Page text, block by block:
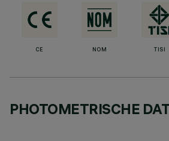
CE NOM TISI
PHOTOMETRISCHE